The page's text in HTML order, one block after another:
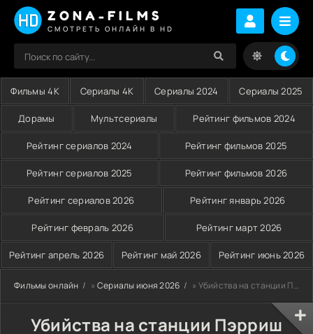
ZONA-FILMS
СМОТРЕТЬ ОНЛАЙН В HD
Фильмы 4K Сериалы 4K Сериалы 2024 Сериалы 2025
Дорамы Мультсериалы Рейтинг фильмов 2024
Рейтинг сериалов 2024 Рейтинг фильмов 2025
Рейтинг сериалов 2025 Рейтинг фильмов 2026
Рейтинг сериалов 2026 Рейтинг январь 2026
Рейтинг февраль 2026 Рейтинг март 2026
Рейтинг апрель 2026 Рейтинг май 2026 Рейтинг июнь 2026
Фильмы онлайн » Сериалы июня 2026 » Убийства на станции Пэрриш (2026)
Убийства на станции Пэрриш